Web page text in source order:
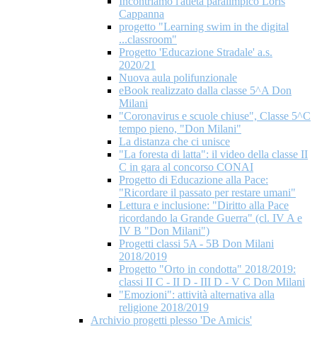
Cappanna
progetto "Learning swim in the digital
...classroom"
Progetto 'Educazione Stradale' a.s.
2020/21
Nuova aula polifunzionale
eBook realizzato dalla classe 5^A Don
Milani
"Coronavirus e scuole chiuse", Classe 5^C
tempo pieno, "Don Milani"
La distanza che ci unisce
"La foresta di latta": il video della classe II
C in gara al concorso CONAI
Progetto di Educazione alla Pace:
"Ricordare il passato per restare umani"
Lettura e inclusione: "Diritto alla Pace
ricordando la Grande Guerra" (cl. IV A e
IV B "Don Milani")
Progetti classi 5A - 5B Don Milani
2018/2019
Progetto "Orto in condotta" 2018/2019:
classi II C - II D - III D - V C Don Milani
"Emozioni": attività alternativa alla
religione 2018/2019
Archivio progetti plesso 'De Amicis'